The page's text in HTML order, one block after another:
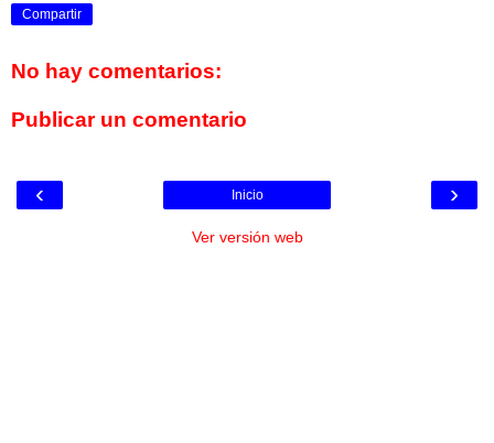
Compartir
No hay comentarios:
Publicar un comentario
‹ ›
Inicio
Ver versión web